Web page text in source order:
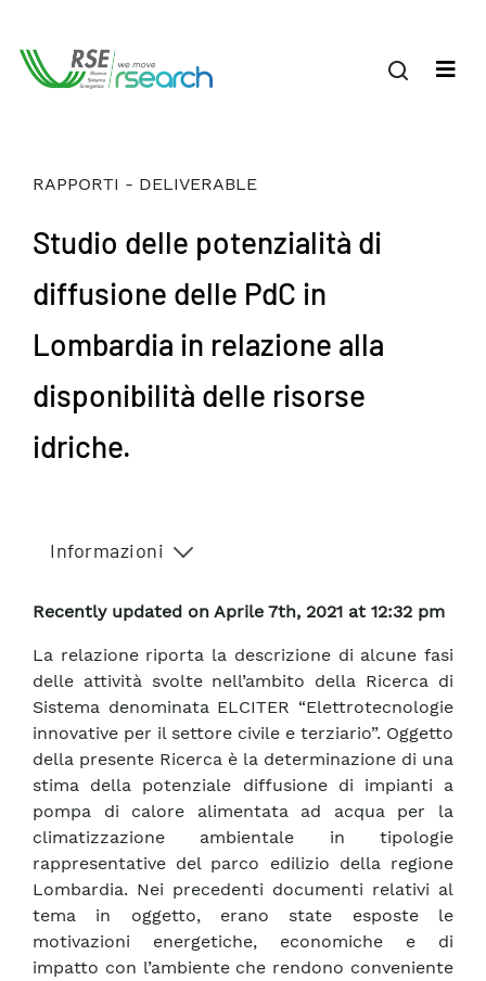
RAPPORTI - DELIVERABLE
Studio delle potenzialità di
diffusione delle PdC in
Lombardia in relazione alla
disponibilità delle risorse
idriche.
Informazioni
Recently updated on Aprile 7th, 2021 at 12:32 pm
La relazione riporta la descrizione di alcune fasi
delle attività svolte nell’ambito della Ricerca di
Sistema denominata ELCITER “Elettrotecnologie
innovative per il settore civile e terziario”. Oggetto
della presente Ricerca è la determinazione di una
stima della potenziale diffusione di impianti a
pompa di calore alimentata ad acqua per la
climatizzazione ambientale in tipologie
rappresentative del parco edilizio della regione
Lombardia. Nei precedenti documenti relativi al
tema in oggetto, erano state esposte le
motivazioni energetiche, economiche e di
impatto con l’ambiente che rendono conveniente